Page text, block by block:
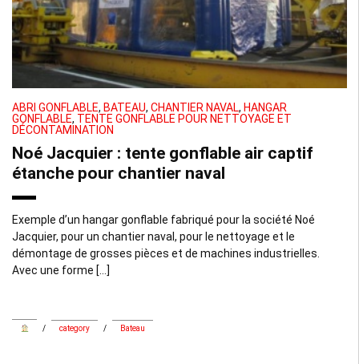
ABRI GONFLABLE, BATEAU, CHANTIER NAVAL, HANGAR
GONFLABLE, TENTE GONFLABLE POUR NETTOYAGE ET
DÉCONTAMINATION
Noé Jacquier : tente gonflable air captif
étanche pour chantier naval
Exemple d’un hangar gonflable fabriqué pour la société Noé
Jacquier, pour un chantier naval, pour le nettoyage et le
démontage de grosses pièces et de machines industrielles.
Avec une forme […]
/ category / Bateau